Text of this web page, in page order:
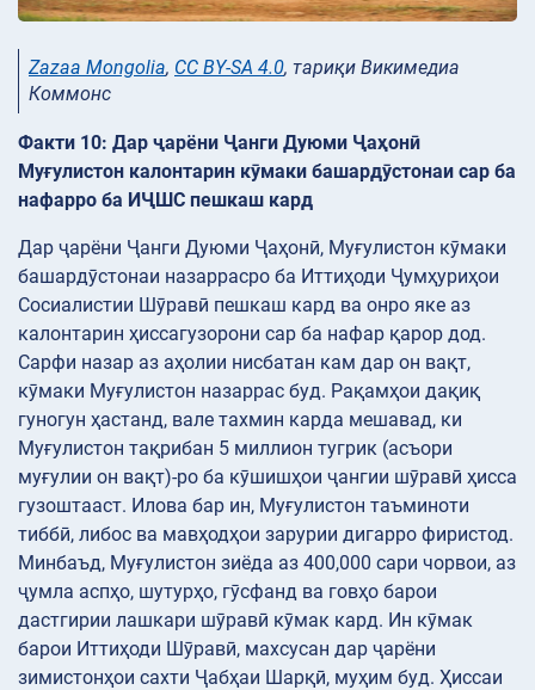
Zazaa Mongolia, CC BY-SA 4.0, тариқи Викимедиа
Коммонс
Факти 10: Дар ҷарёни Ҷанги Дуюми Ҷаҳонӣ
Муғулистон калонтарин кӯмаки башардӯстонаи сар ба
нафарро ба ИҶШС пешкаш кард
Дар ҷарёни Ҷанги Дуюми Ҷаҳонӣ, Муғулистон кӯмаки
башардӯстонаи назаррасро ба Иттиҳоди Ҷумҳуриҳои
Сосиалистии Шӯравӣ пешкаш кард ва онро яке аз
калонтарин ҳиссагузорони сар ба нафар қарор дод.
Сарфи назар аз аҳолии нисбатан кам дар он вақт,
кӯмаки Муғулистон назаррас буд. Рақамҳои дақиқ
гуногун ҳастанд, вале тахмин карда мешавад, ки
Муғулистон тақрибан 5 миллион тугрик (асъори
муғулии он вақт)-ро ба кӯшишҳои ҷангии шӯравӣ ҳисса
гузоштааст. Илова бар ин, Муғулистон таъминоти
тиббӣ, либос ва мавҳодҳои зарурии дигарро фиристод.
Минбаъд, Муғулистон зиёда аз 400,000 сари чорвои, аз
ҷумла аспҳо, шутурҳо, гӯсфанд ва говҳо барои
дастгирии лашкари шӯравӣ кӯмак кард. Ин кӯмак
барои Иттиҳоди Шӯравӣ, махсусан дар ҷарёни
зимистонҳои сахти Ҷабҳаи Шарқӣ, муҳим буд. Ҳиссаи